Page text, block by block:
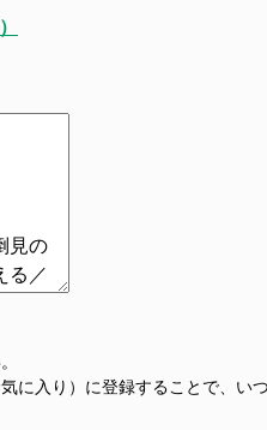
に入り）に登録することで、い